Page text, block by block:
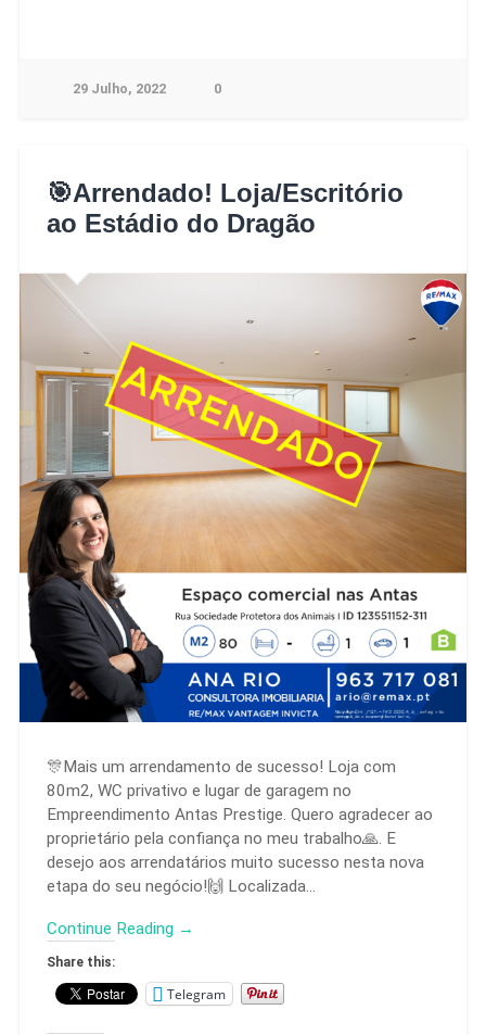
29 Julho, 2022 0
🎯Arrendado! Loja/Escritório
ao Estádio do Dragão
🎊Mais um arrendamento de sucesso! Loja com
80m2, WC privativo e lugar de garagem no
Empreendimento Antas Prestige. Quero agradecer ao
proprietário pela confiança no meu trabalho🙏. E
desejo aos arrendatários muito sucesso nesta nova
etapa do seu negócio!🙌 Localizada…
Continue Reading →
Share this:
Telegram